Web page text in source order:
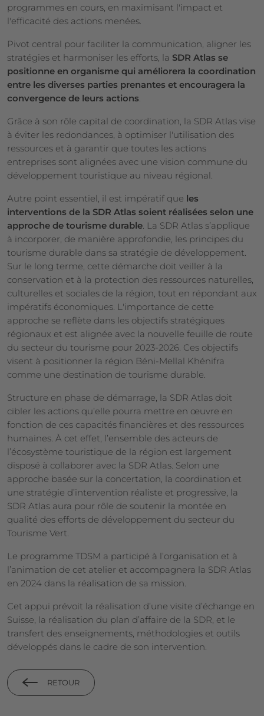
programmes en cours, en maximisant l'impact et
l'efficacité des actions menées.
Pivot central pour faciliter la communication, aligner les
stratégies et harmoniser les efforts, la SDR Atlas se
positionne en organisme qui améliorera la coordination
entre les diverses parties prenantes et encouragera la
convergence de leurs actions
Grâce à son rôle capital de coordination, la SDR Atlas vise
à éviter les redondances, à optimiser l'utilisation des
ressources et à garantir que toutes les actions
entreprises sont alignées avec une vision commune du
développement touristique au niveau régional.
Autre point essentiel, il est impératif que les
interventions de la SDR Atlas soient réalisées selon une
approche de tourisme durable . La SDR Atlas s’applique
à incorporer, de manière approfondie, les principes du
tourisme durable dans sa stratégie de développement.
Sur le long terme, cette démarche doit veiller à la
conservation et à la protection des ressources naturelles,
culturelles et sociales de la région, tout en répondant aux
impératifs économiques. L'importance de cette
approche se reflète dans les objectifs stratégiques
régionaux et est alignée avec la nouvelle feuille de route
du secteur du tourisme pour 2023-2026. Ces objectifs
visent à positionner la région Béni-Mellal Khénifra
comme une destination de tourisme durable.
Structure en phase de démarrage, la SDR Atlas doit
cibler les actions qu’elle pourra mettre en œuvre en
fonction de ces capacités financières et des ressources
humaines. À cet effet, l’ensemble des acteurs de
l’écosystème touristique de la région est largement
disposé à collaborer avec la SDR Atlas. Selon une
approche basée sur la concertation, la coordination et
une stratégie d’intervention réaliste et progressive, la
SDR Atlas aura pour rôle de soutenir la montée en
qualité des efforts de développement du secteur du
Tourisme Vert.
Le programme TDSM a participé à l’organisation et à
l’animation de cet atelier et accompagnera la SDR Atlas
en 2024 dans la réalisation de sa mission.
Cet appui prévoit la réalisation d’une visite d’échange en
Suisse, la réalisation du plan d’affaire de la SDR, et le
transfert des enseignements, méthodologies et outils
développés dans le cadre de son intervention.
RETOUR